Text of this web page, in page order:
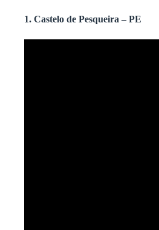
1. Castelo de Pesqueira – PE